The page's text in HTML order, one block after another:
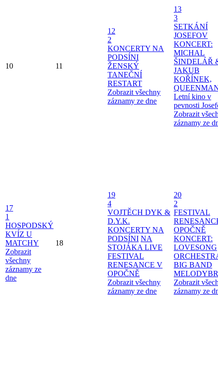
10 11
12
2
KONCERTY NA
PODSÍNI
ŽENSKÝ
TANEČNÍ
RESTART
Zobrazit všechny
záznamy ze dne
13
3
SETKÁNÍ
JOSEFOV
KONCERT:
MICHAL
ŠINDELÁŘ
JAKUB
KOŘÍNEK,
Letní kino v
pevnosti
Zobrazit
záznamy ze
17
1
HOSPODSKÝ
KVÍZ U
MATCHY
Zobrazit
všechny
záznamy ze
dne
18
19
4
VOJTĚCH DYK &
D.Y.K.
KONCERTY NA
PODSÍNI NA
STOJÁKA LIVE
FESTIVAL
RENESANCE V
OPOČNĚ
Zobrazit všechny
záznamy ze dne
20
2
FESTIVAL
OPOČNĚ
KONCERT:
LOVESONG
BIG BAND
Zobrazit
záznamy ze